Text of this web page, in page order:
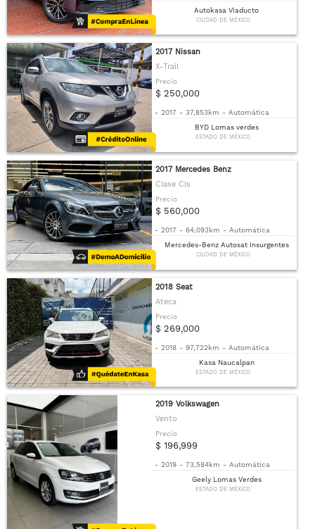
Autokasa Viaducto
CIUDAD DE MÉXICO
2017 Nissan
X-Trail
Precio
$ 250,000
- 2017 - 37,853km - Automática
BYD Lomas verdes
ESTADO DE MÉXICO
2017 Mercedes Benz
Clase Cls
Precio
$ 560,000
- 2017 - 64,093km - Automática
Mercedes-Benz Autosat Insurgentes
CIUDAD DE MÉXICO
2018 Seat
Ateca
Precio
$ 269,000
- 2018 - 97,722km - Automática
Kasa Naucalpan
ESTADO DE MÉXICO
2019 Volkswagen
Vento
Precio
$ 196,999
- 2019 - 73,584km - Automática
Geely Lomas Verdes
ESTADO DE MÉXICO